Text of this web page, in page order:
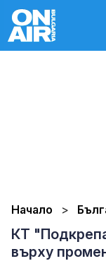
Начало
КТ
върху